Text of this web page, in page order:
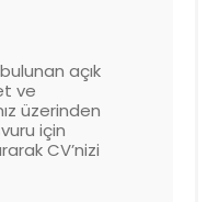
açık
ve
üzerinden
için
CV’nizi